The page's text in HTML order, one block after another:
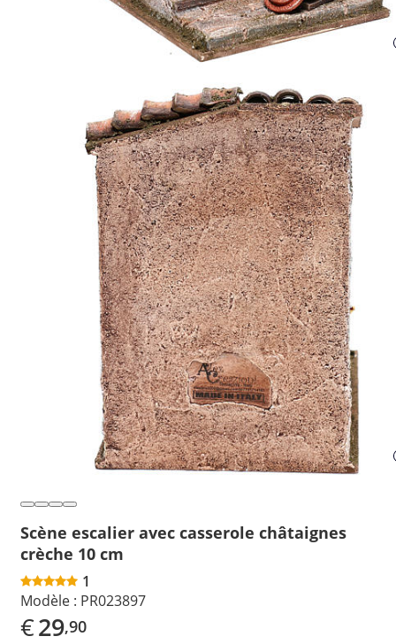
Scène escalier avec casserole châtaignes
crèche 10 cm
1
Modèle : PR023897
€29,90